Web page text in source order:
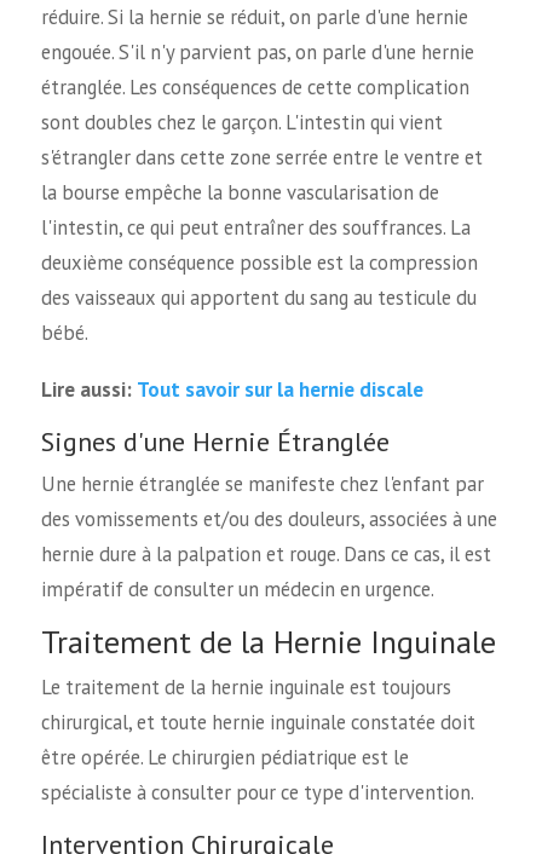
réduire. Si la hernie se réduit, on parle d'une hernie
engouée. S'il n'y parvient pas, on parle d'une hernie
étranglée. Les conséquences de cette complication
sont doubles chez le garçon. L'intestin qui vient
s'étrangler dans cette zone serrée entre le ventre et
la bourse empêche la bonne vascularisation de
l'intestin, ce qui peut entraîner des souffrances. La
deuxième conséquence possible est la compression
des vaisseaux qui apportent du sang au testicule du
bébé.
Lire aussi: Tout savoir sur la hernie discale
Signes d'une Hernie Étranglée
Une hernie étranglée se manifeste chez l'enfant par
des vomissements et/ou des douleurs, associées à une
hernie dure à la palpation et rouge. Dans ce cas, il est
impératif de consulter un médecin en urgence.
Traitement de la Hernie Inguinale
Le traitement de la hernie inguinale est toujours
chirurgical, et toute hernie inguinale constatée doit
être opérée. Le chirurgien pédiatrique est le
spécialiste à consulter pour ce type d'intervention.
Intervention Chirurgicale